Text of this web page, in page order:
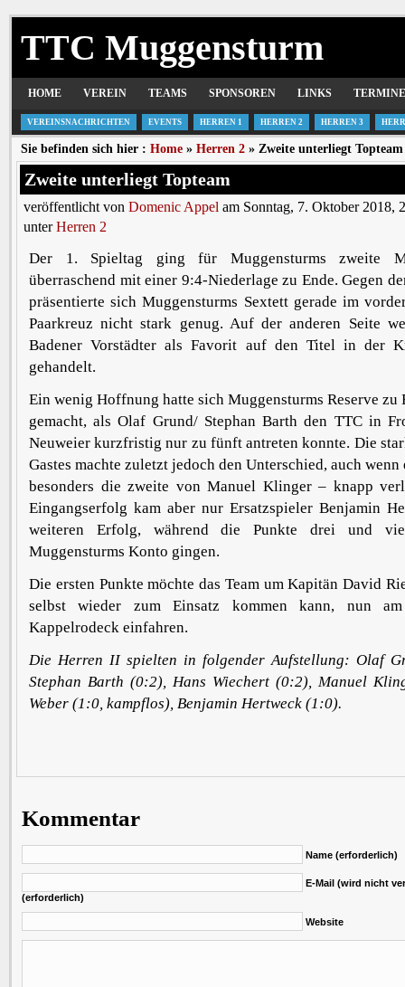
TTC Muggensturm
HOME VEREIN TEAMS SPONSOREN LINKS TERMINE
VEREINSNACHRICHTEN EVENTS HERREN 1 HERREN 2 HERREN 3
Sie befinden sich hier : Home » Herren 2 » Zweite unterliegt Topteam
Zweite unterliegt Topteam
veröffentlicht von Domenic Appel am Sonntag, 7. Oktober 2018,
unterHerren 2
Der 1. Spieltag ging für Muggensturms zweite
überraschend mit einer 9:4-Niederlage zu Ende. Gegen
präsentierte sich Muggensturms Sextett gerade im
Paarkreuz nicht stark genug. Auf der anderen Seite
Badener Vorstädter als Favorit auf den Titel in der
gehandelt.
Ein wenig Hoffnung hatte sich Muggensturms Reserve
gemacht, als Olaf Grund/ Stephan Barth den TTC in
Neuweier kurzfristig nur zu fünft antreten konnte. Die
Gastes machte zuletzt jedoch den Unterschied, auch wenn
besonders die zweite von Manuel Klinger – knapp
Eingangserfolg kam aber nur Ersatzspieler Benjamin
weiteren Erfolg, während die Punkte drei und
Muggensturms Konto gingen.
Die ersten Punkte möchte das Team um Kapitän David
selbst wieder zum Einsatz kommen kann, nun
Kappelrodeck einfahren.
Die Herren II spielten in folgender Aufstellung: Olaf
Stephan Barth (0:2), Hans Wiechert (0:2), Manuel
Weber (1:0, kampflos), Benjamin Hertweck (1:0).
Kommentar
Name (erforderlich)
E-Mail (wird nicht
(erforderlich)
Website